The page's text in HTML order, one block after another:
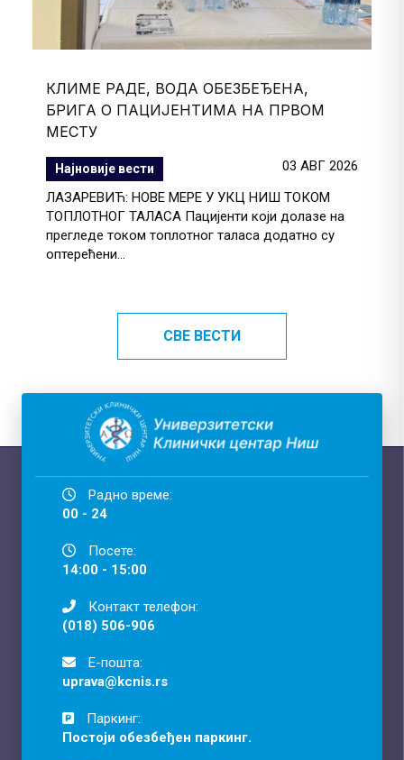
КЛИМЕ РАДЕ, ВОДА ОБЕЗБЕЂЕНА,
БРИГА О ПАЦИЈЕНТИМА НА ПРВОМ
МЕСТУ
Најновије вести
03 АВГ 2026
ЛАЗАРЕВИЋ: НОВЕ МЕРЕ У УКЦ НИШ ТОКОМ
ТОПЛОТНОГ ТАЛАСА Пацијенти који долазе на
прегледе током топлотног таласа додатно су
оптерећени...
СВЕ ВЕСТИ
Радно време:
00 - 24
Посете:
14:00 - 15:00
Контакт телефон:
(018) 506-906
Е-пошта:
uprava@kcnis.rs
Паркинг:
Постоји обезбеђен паркинг.